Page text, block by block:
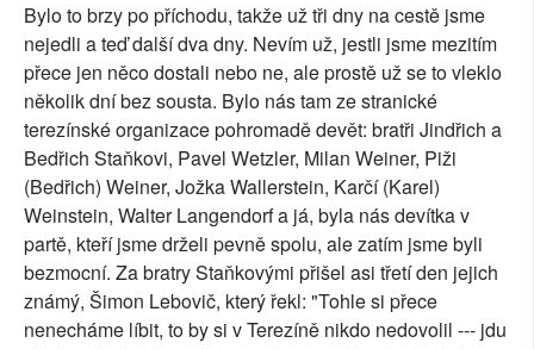
Bylo to brzy po příchodu, takže už tři dny na cestě jsme
nejedli a teď další dva dny. Nevím už, jestli jsme mezitím
přece jen něco dostali nebo ne, ale prostě už se to vleklo
několik dní bez sousta. Bylo nás tam ze stranické
terezínské organizace pohromadě devět: bratři Jindřich a
Bedřich Staňkovi, Pavel Wetzler, Milan Weiner, Piži
(Bedřich) Weiner, Jožka Wallerstein, Karčí (Karel)
Weinstein, Walter Langendorf a já, byla nás devítka v
partě, kteří jsme drželi pevně spolu, ale zatím jsme byli
bezmocní. Za bratry Staňkovými přišel asi třetí den jejich
známý, Šimon Lebovič, který řekl: "Tohle si přece
nenecháme líbit, to by si v Terezíně nikdo nedovolil --- jdu